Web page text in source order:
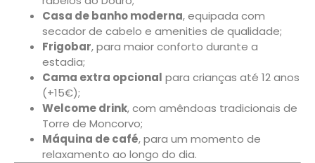
Casa de banho moderna, equipada com
secador de cabelo e amenities de qualidade;
Frigobar, para maior conforto durante a
estadia;
Cama extra opcional para crianças até 12 anos
(+15€);
Welcome drink, com amêndoas tradicionais de
Torre de Moncorvo;
Máquina de café, para um momento de
relaxamento ao longo do dia.